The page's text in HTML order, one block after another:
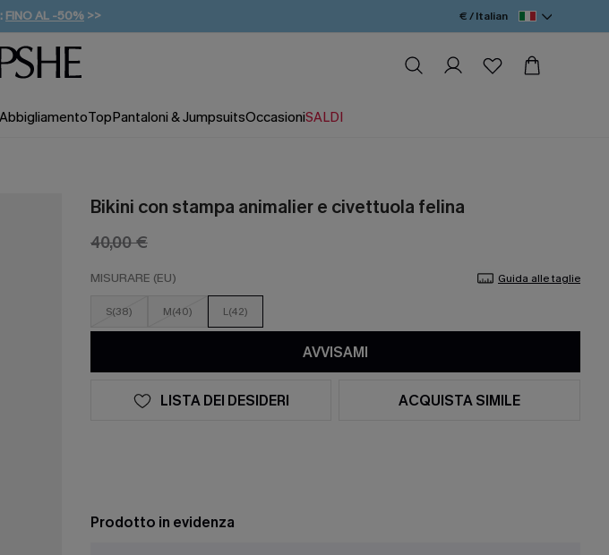
FINO AL -50% >>
DA 49€
20% DI SCONTO*
€ / Italian
AbbigliamentoTopPantaloni & JumpsuitsOccasioniSALDI
Bikini con stampa animalier e civettuola felina
40,00 €
MISURARE (EU) Guida alle taglie
S(38) M(40) L(42)
AVVISAMI
LISTA DEI DESIDERI ACQUISTA SIMILE
Prodotto in evidenza